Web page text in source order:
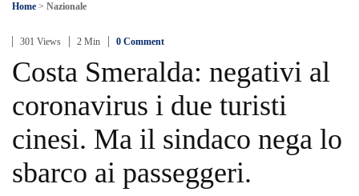
Home > Nazionale
301 Views 2 Min 0 Comment
Costa Smeralda: negativi al
coronavirus i due turisti
cinesi. Ma il sindaco nega lo
sbarco ai passeggeri.